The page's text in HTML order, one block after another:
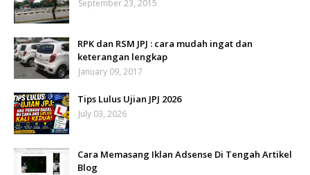
September 23, 2015
RPK dan RSM JPJ : cara mudah ingat dan
keterangan lengkap
January 09, 2017
Tips Lulus Ujian JPJ 2026
July 03, 2026
Cara Memasang Iklan Adsense Di Tengah Artikel
Blog